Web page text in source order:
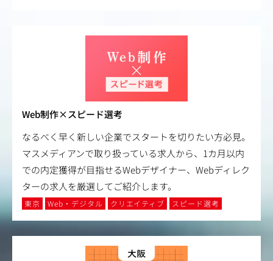
Web制作×スピード選考
なるべく早く新しい企業でスタートを切りたい方必見。
マスメディアンで取り扱っている求人から、1カ月以内
での内定獲得が目指せるWebデザイナー、Webディレク
ターの求人を厳選してご紹介します。
東京 Web・デジタル クリエイティブ スピード選考